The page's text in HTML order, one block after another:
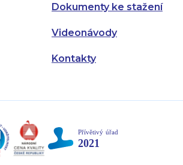
Dokumenty ke stažení
Videonávody
Kontakty
Pátek: